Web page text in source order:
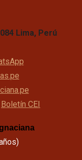
Lima, Perú
Boletín CEI